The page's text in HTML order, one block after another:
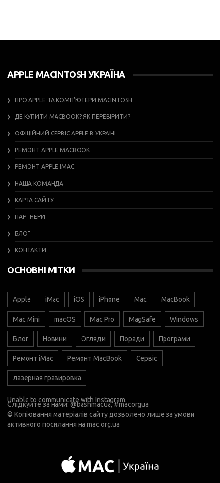
APPLE MACINTOSH УКРАЇНА
ПРО APPLE ТА КОМП’ЮТЕРИ MACINTOSH
ДЕ КУПИТИ MACBOOK? ЯК ПЕРЕВІРИТИ?
ОФІЦІЙНИЙ СЕРВІС APPLE В УКРАЇНІ
РЕМОНТ APPLE MACBOOK
РЕМОНТ APPLE IMAC
НАША КОМАНДА
КАРТА САЙТУ
ПАРТНЕРИ
БЛОГ
КОНТАКТИ
ОСНОВНІ МІТКИ
Apple iMac iOS iPhone Mac MacBook
Mac Mini macOS Mac Pro MagSafe Windows
Блог Новини Огляди Поради Програми
Ремонт iMac Ремонт MacBook Сервіс
лазерная гравировка
Unable to communicate with Instagram.
Слідкуйте за нами:@bashmacua, #macorgua
© Копіювання матеріалів сайту дозволено лише за умови
активного посилання на mac.org.ua